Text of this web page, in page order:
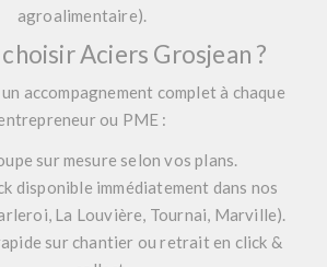
agroalimentaire).
Aciers Grosjean ?
accompagnement complet à chaque
ou PME :
sur mesure selon vos plans.
disponible immédiatement dans nos
La Louvière, Tournai, Marville).
sur chantier ou retrait en click &